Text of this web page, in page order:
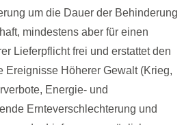
um die Dauer der Behinderung
mindestens aber für einen
Lieferpflicht frei und erstattet den
Ereignisse Höherer Gewalt (Krieg,
Energie- und
Ernteverschlechterung und